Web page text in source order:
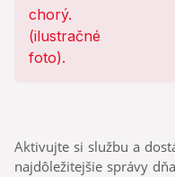
Aktivujte si službu a
najdôležitejšie správy